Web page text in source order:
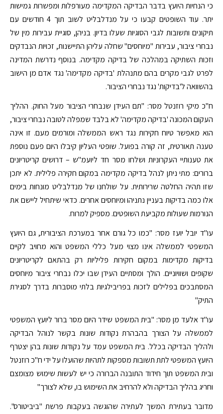
כי הנחיות היועץ בדבר הבדיקה המקדימה מעורפלות ומפשרות גמישות
יתר. עוד השופטים קבעו כי על מנדלבליט לשוב תוך 4 חודשים עם
תיקונים ותשובות לגבי הסוגיות שעלו בדיון. בניהן, סוגיית עבירות מין של
נבחרי ציבור, עבירות "מיוחסים" שחלה עליהן התיישנות, זכויות הנבדקים
וזכות השתיקה במהלכה של בדיקה מקדימה. בנוסף נדרשת המדינה
לפרט לגבי מקרים בהם מתנהלת 'בדיקה מקדימה' נגד אדם מן הישוב
בהשוואה ל'בדיקות' נגד נבחרי הציבור.
ח"כ מיקי רוזנטל מסר: "תם העידן שנבחרי הציבור מעל החוק. ההליך
העקום המכונה 'בדיקה מקדימה' לא בלבד שמפלה לטובה נבחרי ציבור,
הוא מאפשר טיוח חקירות נגד ראש הממשלה ומורמים מעם. זו אינה
טענה תאורטית, זה קורה בפועל. שופטי העליון קיבלו היום פעם נוספת
את טענותיי העקרוניות ושלחו מסר חד ליועמ"ש – דרושים קריטריונים
ברורים: מתי ניתן לנהל בדיקה מקדימה במקום חקירה פלילית. לא יתכן
שזו תהיה החלטה שרירותית. על שולחנו של מנדלבליט מונחות בימים
אלו כמה בדיקות בעניין נתניהו ומיוחסים אחרים. כדאי שיתחיל ליישם את
הנורמות שעולות מקביעת השופטים. מספיק למרוח.
עו"ד יובל יועז מסר: "כמו כל גורם אחר במערכת הציבורית, גם היועץ
המשפטי לממשלה אינו מצוי מעל כללי המשפט והוא מחויב לקיים
בדיקות מקדימות במקום חקירות פליליות רק בהתאם לקריטריונים
שקופים ושוויוניים. הולך ומסתיים העידן שבו יכלו נבחרי ציבור מיוחסים
המסתבכים בפלילים לזכות בפריבילגיות בלתי מוסברות בדרך לסגירת
התיק"
עו"ד אלעד מן מסר: "בית המשפט שידר היום מסר ברור ליועץ המשפטי
לממשלה על הצורך בהבהרת נקודות שונות בקשר לנוהל הבדיקה
ולהליך הבדיקה בכלל. בית המשפט עמד על נקודות שונות בהן יצטרף
היועץ המשפטי לתת תשובות מספקות לתהיות שהועלו על ידי ח"כ רוזנטל
ובית המשפט תוך חידוד התובנה הברורה כי יש לעשות שימוש מצומצם
וחריג בהליך הבדיקה ולא להרחיב את השימוש בו, שלא לצורך"
מדובר בעתירת המשך לעתירה שהוגשה בעקבות פרשת "ביביטורס".